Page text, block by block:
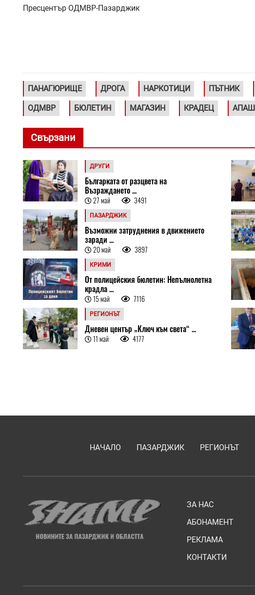
Пресцентър ОДМВР-Пазарджик
ПАНАГЮРИЩЕ ДРОГА НАРКОТИЦИ ПЪТНИК
ОДМВР БЮЛЕТИН МАГАЗИН КРАДЕЦ АПАШ
Свързани
ДРУГИ
Българката от разцвета на
Възраждането ...
27 май 3491
ПАЗАРДЖИК
Възможни затруднения в движението
заради ...
20 май 3897
КРИМИ
От полицейския бюлетин: Непълнолетна
крадла ...
15 май 7116
РЕГИОНЪТ
Дневен център „Ключ към света“ ...
11 май 4177
НАЧАЛО ПАЗАРДЖИК РЕГИОНЪТ
ЗА НАС
АБОНАМЕНТ
РЕКЛАМА
КОНТАКТИ